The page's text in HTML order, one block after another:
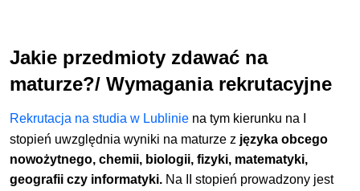
Jakie przedmioty zdawać na
maturze?/ Wymagania rekrutacyjne
Rekrutacja na studia w Lublinie na tym kierunku na I
stopień uwzględnia wyniki na maturze z języka obcego
nowożytnego, chemii, biologii, fizyki, matematyki,
geografii czy informatyki. Na II stopień prowadzony jest